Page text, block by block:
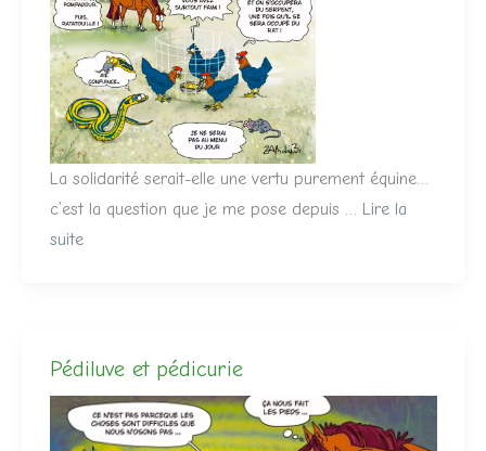
La solidarité serait-elle une vertu purement équine…
c’est la question que je me pose depuis … Lire la
suite
Pédiluve et pédicurie